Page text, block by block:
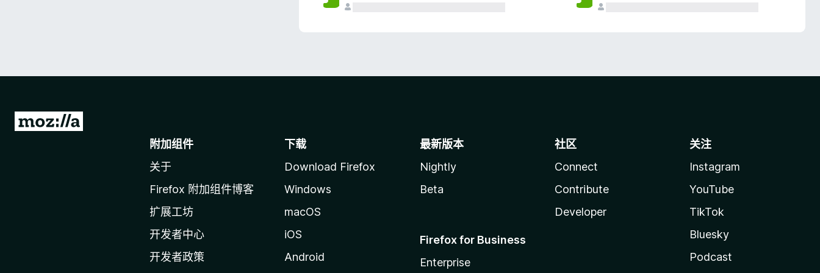
转
附加组件
关于
Firefox 附加组件博客
扩展工坊
开发者中心
开发者政策
下载
Download Firefox
Windows
macOS
iOS
Android
最新版本
Nightly
Beta
Firefox for Business
Enterprise
社区
Connect
Contribute
Developer
关注
Instagram
YouTube
TikTok
Bluesky
Podcast